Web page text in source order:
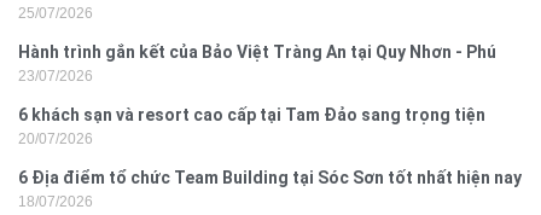
25/07/2026
Hành trình gắn kết của Bảo Việt Tràng An tại Quy Nhơn - Phú
Yên
23/07/2026
6 khách sạn và resort cao cấp tại Tam Đảo sang trọng tiện
nghi
20/07/2026
6 Địa điểm tổ chức Team Building tại Sóc Sơn tốt nhất hiện nay
18/07/2026